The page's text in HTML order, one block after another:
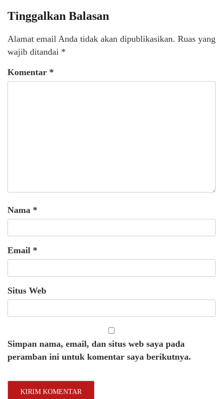
Tinggalkan Balasan
Alamat email Anda tidak akan dipublikasikan. Ruas yang
wajib ditandai *
Komentar *
Nama *
Email *
Situs Web
Simpan nama, email, dan situs web saya pada
peramban ini untuk komentar saya berikutnya.